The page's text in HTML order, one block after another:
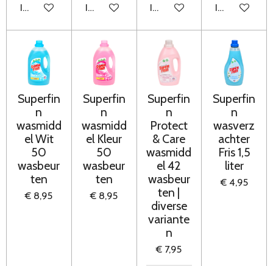
In winkelwagenIn winkelwagenIn winkelwagenIn
Superfin
n
wasmidd
el Wit
50
wasbeur
ten
€ 8,95
Superfin
n
wasmidd
el Kleur
50
wasbeur
ten
€ 8,95
Superfin
n
Protect
& Care
wasmidd
el 42
wasbeur
ten |
diverse
variante
n
€ 7,95
Superfin
n
wasverz
achter
Fris 1,5
liter
€ 4,95